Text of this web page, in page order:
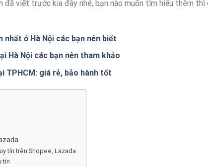
đã viết trước kia đây nhé, bạn nào muốn tìm hiểu thêm thì
ở Hà Nội các bạn nên biết
Hà Nội các bạn nên tham khảo
TPHCM: giá rẻ, bảo hành tốt
tín trên Shopee, Lazada
tín